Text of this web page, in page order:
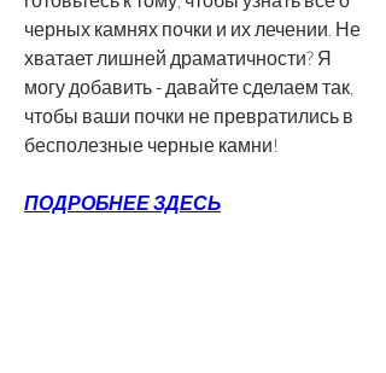
черных камнях почки и их лечении. Не
хватает лишней драматичности? Я
могу добавить - давайте сделаем так,
чтобы ваши почки не превратились в
бесполезные черные камни!
ПОДРОБНЕЕ ЗДЕСЬ